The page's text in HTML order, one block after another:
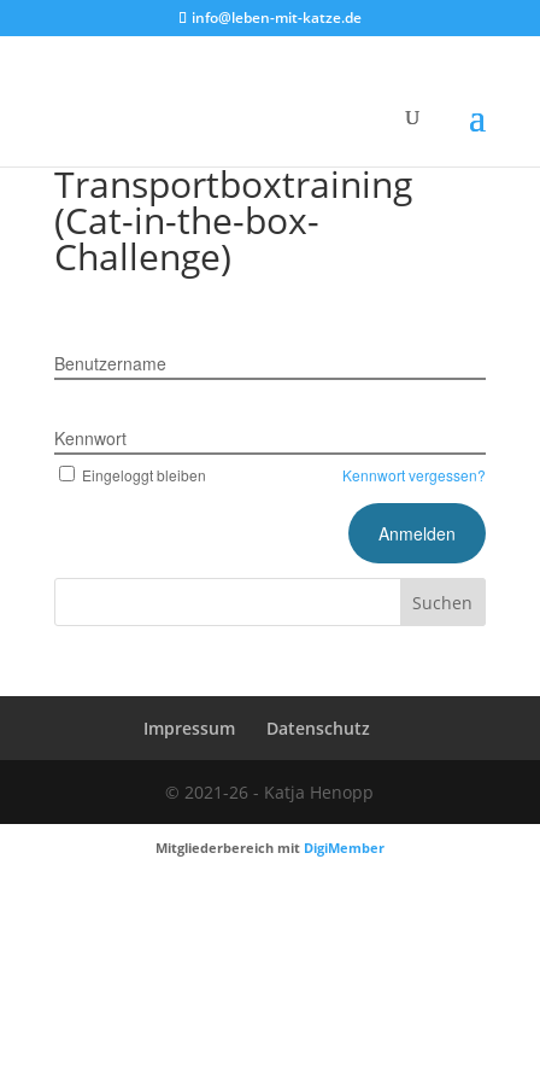
info@leben-mit-katze.de
Transportboxtraining
(Cat-in-the-box-
Challenge)
Benutzername
Kennwort
Eingeloggt bleiben Kennwort vergessen?
Impressum Datenschutz
© 2021-26 - Katja Henopp
Mitgliederbereich mit DigiMember